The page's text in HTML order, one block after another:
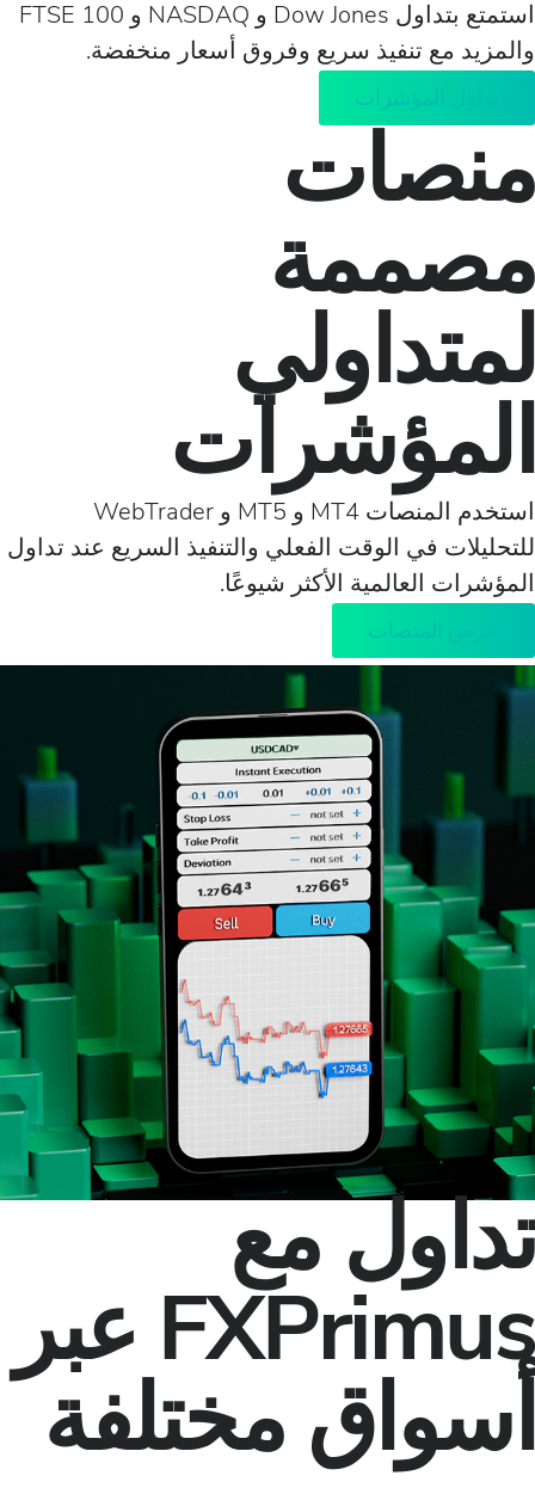
استمتع بتداول Dow Jones و NASDAQ و FTSE 100
مع تنفيذ سريع وفروق أسعار منخفضة.
استخدم المنصات MT4 و MT5 و WebTrader
في الوقت الفعلي والتنفيذ السريع عند تداول
العالمية الأكثر شيوعًا.
مع
FXPrimus عبر
مختلفة